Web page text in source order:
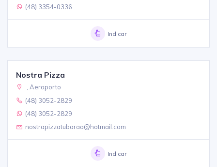
(48) 3354-0336
Indicar
Nostra Pizza
, Aeroporto
(48) 3052-2829
(48) 3052-2829
nostrapizzatubarao@hotmail.com
Indicar